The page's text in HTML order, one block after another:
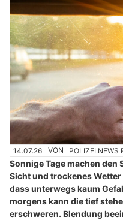
14.07.26 VON POLIZEI.NEWS
Sonnige Tage machen den
Sicht und trockenes
dass unterwegs kaum
morgens kann die tief
erschweren. Blendung